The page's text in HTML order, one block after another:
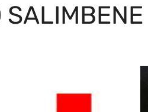
SALIMBENE